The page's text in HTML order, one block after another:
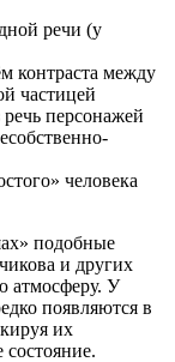
речи (у
контраста между
частицей
персонажей
человека
подобные
и других
атмосферу. У
появляются в
их